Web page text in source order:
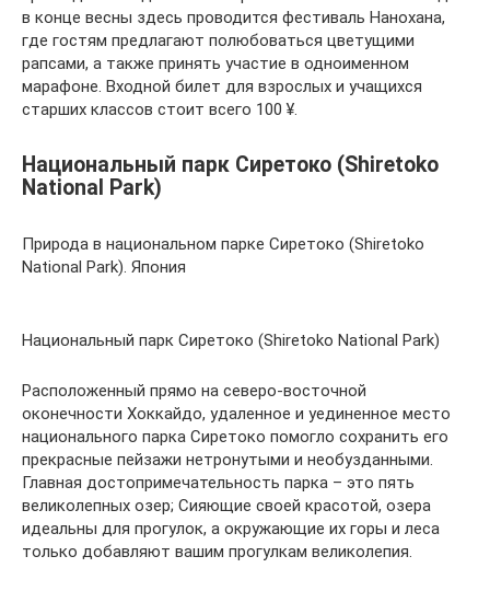
в конце весны здесь проводится фестиваль Нанохана,
где гостям предлагают полюбоваться цветущими
рапсами, а также принять участие в одноименном
марафоне. Входной билет для взрослых и учащихся
старших классов стоит всего 100 ¥.
Национальный парк Сиретоко (Shiretoko
National Park)
Природа в национальном парке Сиретоко (Shiretoko
National Park). Япония
Национальный парк Сиретоко (Shiretoko National Park)
Расположенный прямо на северо-восточной
оконечности Хоккайдо, удаленное и уединенное место
национального парка Сиретоко помогло сохранить его
прекрасные пейзажи нетронутыми и необузданными.
Главная достопримечательность парка – это пять
великолепных озер; Сияющие своей красотой, озера
идеальны для прогулок, а окружающие их горы и леса
только добавляют вашим прогулкам великолепия.